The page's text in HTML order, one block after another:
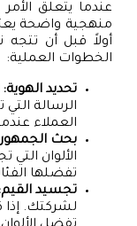
عندما يتعلق
منهجية واضحة
أولاً قبل أن تتجه
الخطوات العملية:
تحديد الهوية:
الرسالة
العملاء
بحث
الألوان
تفضلها
تجسيد القيم:
لشركتك. إذا